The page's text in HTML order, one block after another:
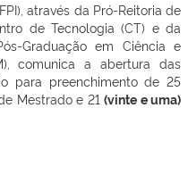
através da Pró-Reitoria de
de Tecnologia (CT) e da
Graduação em Ciência e
comunica a abertura das
para preenchimento de 25
Mestrado e 21(vinte e uma)